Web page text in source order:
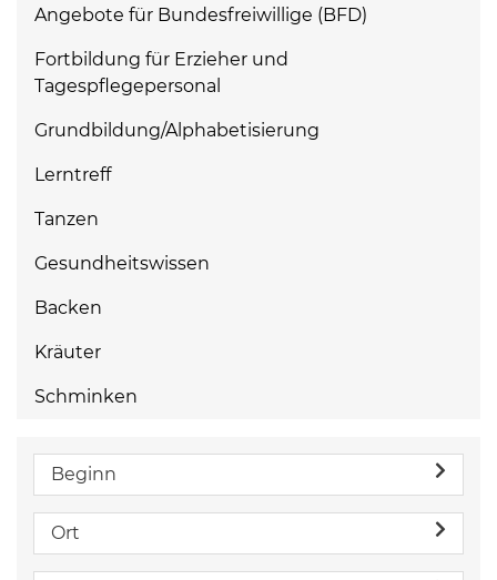
Angebote für Bundesfreiwillige (BFD)
Fortbildung für Erzieher und
Tagespflegepersonal
Grundbildung/Alphabetisierung
Lerntreff
Tanzen
Gesundheitswissen
Backen
Kräuter
Schminken
Beginn
Ort